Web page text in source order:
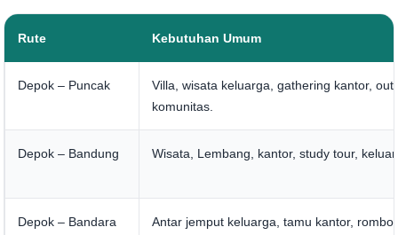
Rute Kebutuhan Umum
Depok – Puncak
Villa, wisata keluarga, gathering kantor,
komunitas.
Depok – Bandung Wisata, Lembang, kantor, study tour,
Depok – Bandara
Antar jemput keluarga, tamu kantor,